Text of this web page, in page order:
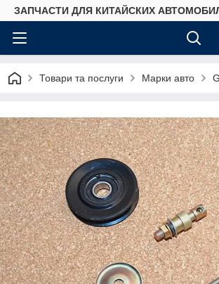
ЗАПЧАСТИ ДЛЯ КИТАЙСКИХ
Товари та послуги Марки авто